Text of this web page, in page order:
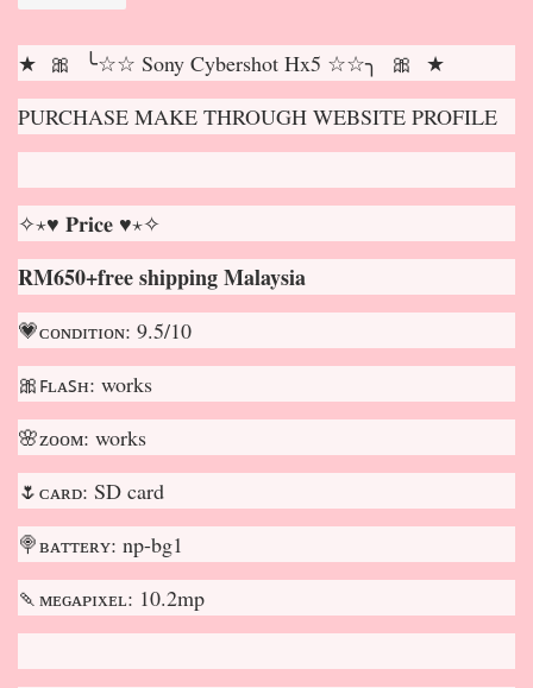
★ 🎀 ╰☆☆ Sony Cybershot Hx5 ☆☆╮ 🎀 ★
PURCHASE MAKE THROUGH WEBSITE PROFILE
✧⋆♥ 𝐏𝐫𝐢𝐜𝐞 ♥⋆✧
RM650+free shipping Malaysia
💗ᴄᴏɴᴅɪᴛɪᴏɴ: 9.5/10
🎀ꜰʟᴀꜱʜ: works
🌸ᴢᴏᴏᴍ: works
🌷ᴄᴀʀᴅ: SD card
🍭ʙᴀᴛᴛᴇʀʏ: np-bg1
🍡ᴍᴇɢᴀᴘɪxᴇʟ: 10.2mp